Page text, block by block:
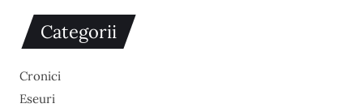
Categorii
Cronici
Eseuri